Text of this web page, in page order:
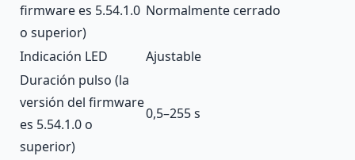
firmware es 5.54.1.0
o superior)
Normalmente cerrado
Indicación LED
Ajustable
Duración pulso (la
versión del firmware
es 5.54.1.0 o
superior)
0,5–255 s